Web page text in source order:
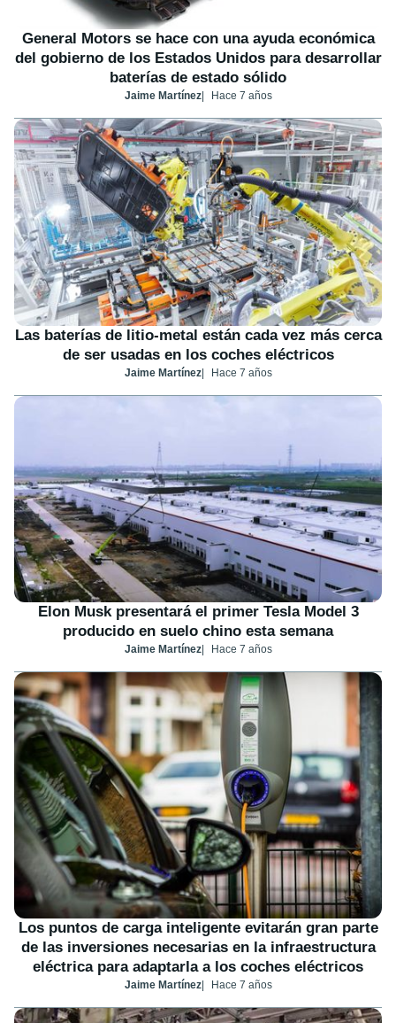
General Motors se hace con una ayuda económica
del gobierno de los Estados Unidos para desarrollar
baterías de estado sólido
Jaime Martínez Hace 7 años
Las baterías de litio-metal están cada vez más cerca
de ser usadas en los coches eléctricos
Jaime Martínez Hace 7 años
Elon Musk presentará el primer Tesla Model 3
producido en suelo chino esta semana
Jaime Martínez Hace 7 años
Los puntos de carga inteligente evitarán gran parte
de las inversiones necesarias en la infraestructura
eléctrica para adaptarla a los coches eléctricos
Jaime Martínez Hace 7 años